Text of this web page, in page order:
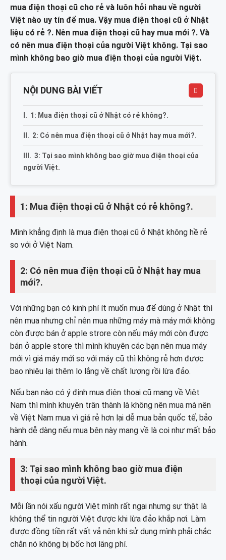
mua điện thoại cũ cho rẻ và luôn hỏi nhau về người
Việt nào uy tín để mua. Vậy mua điện thoại cũ ở Nhật
liệu có rẻ ?. Nên mua điện thoại cũ hay mua mới ?. Và
có nên mua điện thoại của người Việt không. Tại sao
mình không bao giờ mua điện thoại của người Việt.
NỘI DUNG BÀI VIẾT
1: Mua điện thoại cũ ở Nhật có rẻ không?.
2: Có nên mua điện thoại cũ ở Nhật hay mua mới?.
3: Tại sao mình không bao giờ mua điện thoại của
người Việt.
1: Mua điện thoại cũ ở Nhật có rẻ không?.
Mình khẳng định là mua điện thoại cũ ở Nhật không hề rẻ
so với ở Việt Nam.
2: Có nên mua điện thoại cũ ở Nhật hay mua
mới?.
Với những bạn có kinh phí ít muốn mua để dùng ở Nhật thì
nên mua nhưng chỉ nên mua những máy mà máy mới không
còn được bán ở apple strore còn nếu máy mới còn được
bán ở apple store thì mình khuyên các bạn nên mua máy
mới vì giá máy mới so với máy cũ thì không rẻ hơn được
bao nhiêu lại thêm lo lắng về chất lượng rồi lừa đảo.
Nếu bạn nào có ý định mua điện thoại cũ mang về Việt
Nam thì mình khuyên trân thành là không nên mua mà nên
về Việt Nam mua vì giá rẻ hơn lại dễ mua bản quốc tế, bảo
hành dễ dàng nếu mua bên này mang về là coi như mất bảo
hành.
3: Tại sao mình không bao giờ mua điện
thoại của người Việt.
Mỗi lần nói xấu người Việt mình rất ngại nhưng sự thật là
không thể tin người Việt được khi lừa đảo khắp nơi. Làm
được đồng tiền rất vất vả nên khi sử dụng mình phải chắc
chắn nó không bị bốc hơi lãng phí.